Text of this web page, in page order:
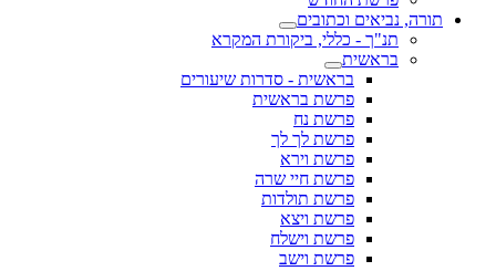
תורה, נביאים וכתובים
תנ"ך - כללי, ביקורת המקרא
בראשית
בראשית - סדרות שיעורים
פרשת בראשית
פרשת נח
פרשת לך לך
פרשת וירא
פרשת חיי שרה
פרשת תולדות
פרשת ויצא
פרשת וישלח
פרשת וישב